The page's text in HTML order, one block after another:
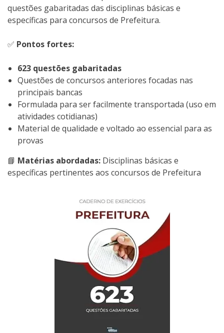
questões gabaritadas das disciplinas básicas e
específicas para concursos de Prefeitura.
✅ Pontos fortes:
623 questões gabaritadas
Questões de concursos anteriores focadas nas
principais bancas
Formulada para ser facilmente transportada (uso em
atividades cotidianas)
Material de qualidade e voltado ao essencial para as
provas
📘 Matérias abordadas: Disciplinas básicas e
específicas pertinentes aos concursos de Prefeitura